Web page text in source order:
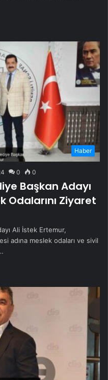
Haber
0 0
Başkan Adayı
Odalarını Ziyaret
Ali İstek Ertemur,
adına meslek odaları ve sivil